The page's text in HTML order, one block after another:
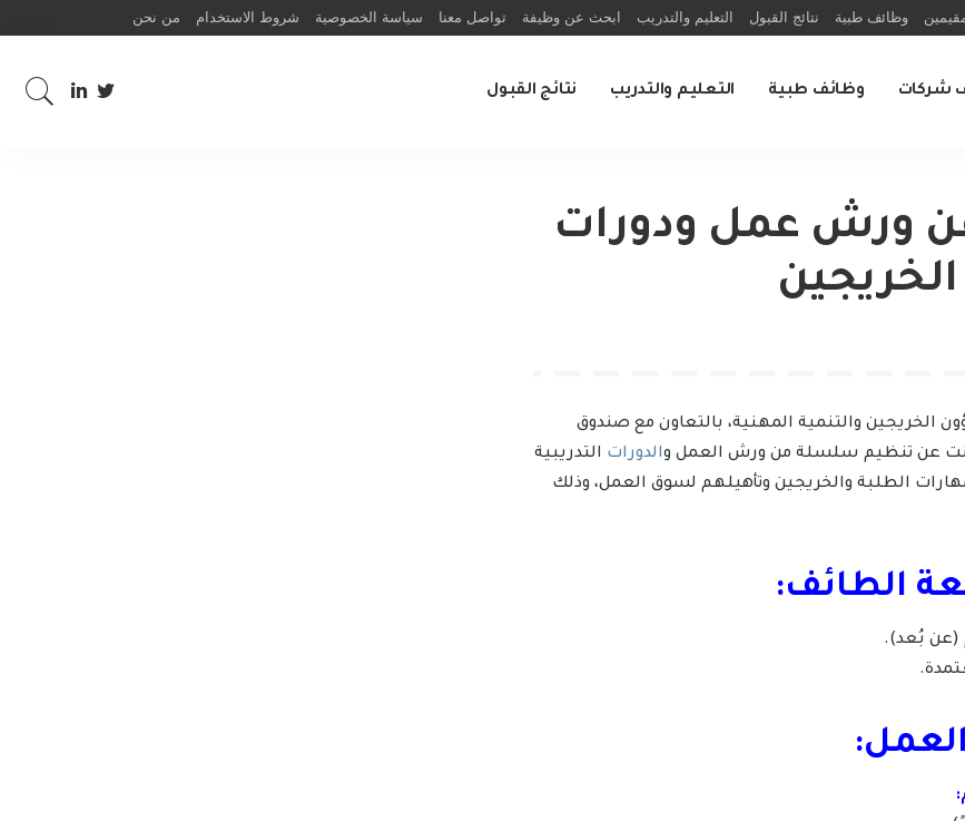
وظائف طبية نتائج القبول التعليم والتدريب ابحث عن وظيفة تواصل معنا سياسة الخصوصية شروط الاستخدام من نحن
شركات وظائف طبية التعليم والتدريب نتائج القبول
ورش عمل ودورات
الخريجين والتنمية المهنية، بالتعاون مع صندوق
عن تنظيم سلسلة من ورش العمل والدورات التدريبية
الطلبة والخريجين وتأهيلهم لسوق العمل، وذلك
الطائف:
(عن بُعد).